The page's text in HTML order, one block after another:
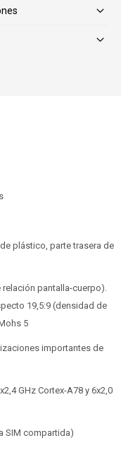
plástico, parte trasera de
relación pantalla-cuerpo).
19,5:9 (densidad de
5
importantes de
GHz Cortex-A78 y 6x2,0
SIM compartida)